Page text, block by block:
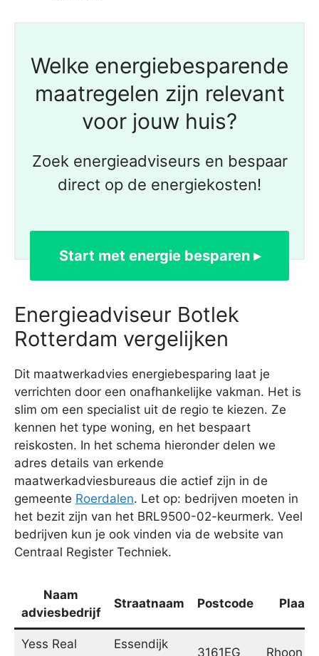
Welke energiebesparende
maatregelen zijn relevant
voor jouw huis?
Zoek energieadviseurs en bespaar
direct op de energiekosten!
Start met energie besparen ▸
Energieadviseur Botlek
Rotterdam vergelijken
Dit maatwerkadvies energiebesparing laat je
verrichten door een onafhankelijke vakman. Het is
slim om een specialist uit de regio te kiezen. Ze
kennen het type woning, en het bespaart
reiskosten. In het schema hieronder delen we
adres details van erkende
maatwerkadviesbureaus die actief zijn in de
gemeente Roerdalen. Let op: bedrijven moeten in
het bezit zijn van het BRL9500-02-keurmerk. Veel
bedrijven kun je ook vinden via de website van
Centraal Register Techniek.
Naam
adviesbedrijf
Straatnaam Postcode Plaats
Yess Real
Essendijk
3161EG Rhoon